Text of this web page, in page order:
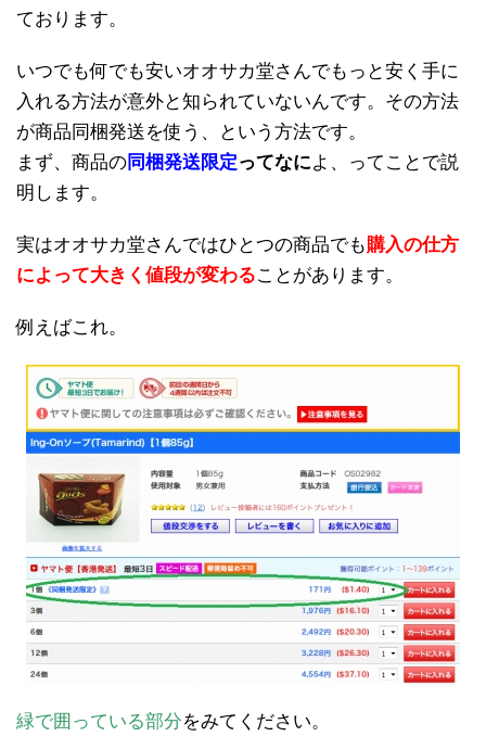
ております。
いつでも何でも安いオオサカ堂さんでもっと安く手に
入れる方法が意外と知られていないんです。その方法
が商品同梱発送を使う、という方法です。
まず、商品の同梱発送限定ってなによ、ってことで説
明します。
実はオオサカ堂さんではひとつの商品でも購入の仕方
によって大きく値段が変わることがあります。
例えばこれ。
緑で囲っている部分をみてください。